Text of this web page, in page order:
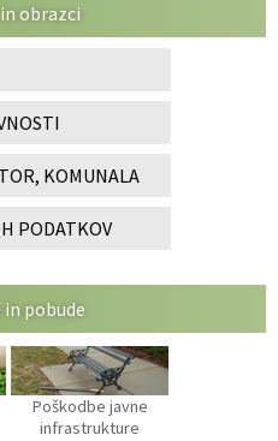
obrazci
KOMUNALA
PODATKOV
in pobude
Poškodbe javne
infrastrukture